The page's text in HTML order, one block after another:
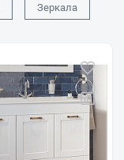
Зеркала